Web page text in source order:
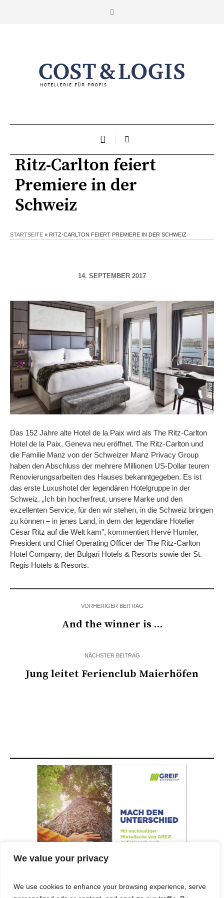
We value your privacy
We use cookies to enhance your browsing experience, serve
Ritz-Carlton feiert
Premiere in der
Schweiz
STARTSEITE » RITZ-CARLTON FEIERT PREMIERE IN DER SCHWEIZ
14. SEPTEMBER 2017
Das 152 Jahre alte Hotel de la Paix wird als The Ritz-Carlton
Hotel de la Paix, Geneva neu eröffnet. The Ritz-Carlton und
die Familie Manz von der Schweizer Manz Privacy Group
haben den Abschluss der mehrere Millionen US-Dollar teuren
Renovierungsarbeiten des Hauses bekanntgegeben. Es ist
das erste Luxushotel der legendären Hotelgruppe in der
Schweiz. „Ich bin hocherfreut, unsere Marke und den
exzellenten Service, für den wir stehen, in die Schweiz bringen
zu können – in jenes Land, in dem der legendäre Hotelier
César Ritz auf die Welt kam”, kommentiert Hervé Humler,
President und Chief Operating Officer der The Ritz-Carlton
Hotel Company, der Bulgari Hotels & Resorts sowie der St.
Regis Hotels & Resorts.
VORHERIGER BEITRAG
And the winner is …
NÄCHSTER BEITRAG
Jung leitet Ferienclub Maierhöfen